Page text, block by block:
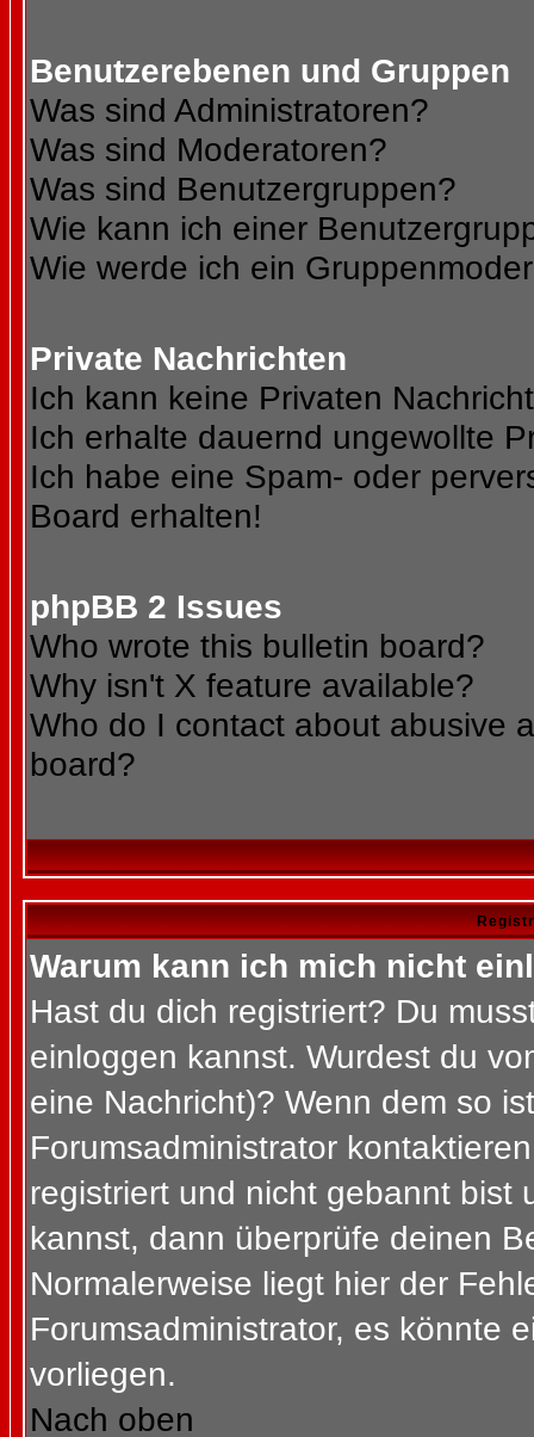
Benutzerebenen und Gruppen
Was sind Administratoren?
Was sind Moderatoren?
Was sind Benutzergruppen?
Wie kann ich einer
Wie werde ich ein
Private Nachrichten
Ich kann keine Privaten
Ich erhalte dauernd ungewollte
Ich habe eine Spam- oder
Board erhalten!
phpBB 2 Issues
Who wrote this bulletin board?
Why isn't X feature available?
Who do I contact about abusive
board?
Warum kann ich mich nicht
Hast du dich registriert? Du
einloggen kannst. Wurdest du
eine Nachricht)? Wenn dem so
Forumsadministrator
registriert und nicht gebannt bist
kannst, dann überprüfe deinen
Normalerweise liegt hier der
Forumsadministrator, es könnte
vorliegen.
Nach oben